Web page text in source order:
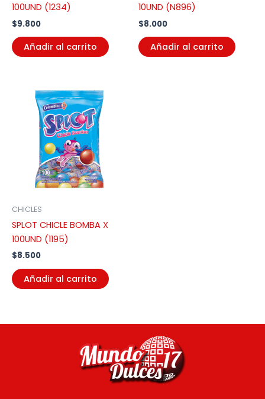
100UND (1234)
$9.800
Añadir al carrito
10UND (N896)
$8.000
Añadir al carrito
CHICLES
SPLOT CHICLE BOMBA X
100UND (1195)
$8.500
Añadir al carrito